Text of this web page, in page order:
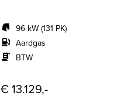
96 kW (131 PK)
Aardgas
BTW
€ 13.129,-